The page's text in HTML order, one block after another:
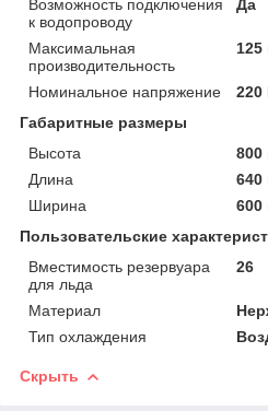
Возможность подключения
к водопроводу
Да
Максимальная
производительность
125
Номинальное напряжение
220
Габаритные размеры
Высота
Длина
Ширина
Пользовательские
Вместимость резервуара
для льда
26
Материал
Тип охлаждения
Скрыть